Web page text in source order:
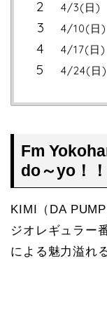
4/3(日)
4/10(日)
4/17(日)
4/24(日)
Fm
do～yo！！
KIMI（DA
ジオレギュラー
による魅力溢れ